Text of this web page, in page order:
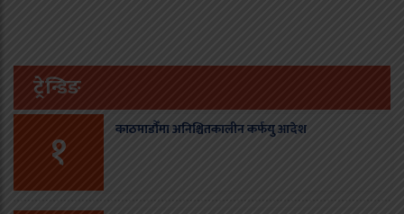
ट्रेन्डिङ
१ काठमाडौँमा अनिश्चितकालीन कर्फयु आदेश